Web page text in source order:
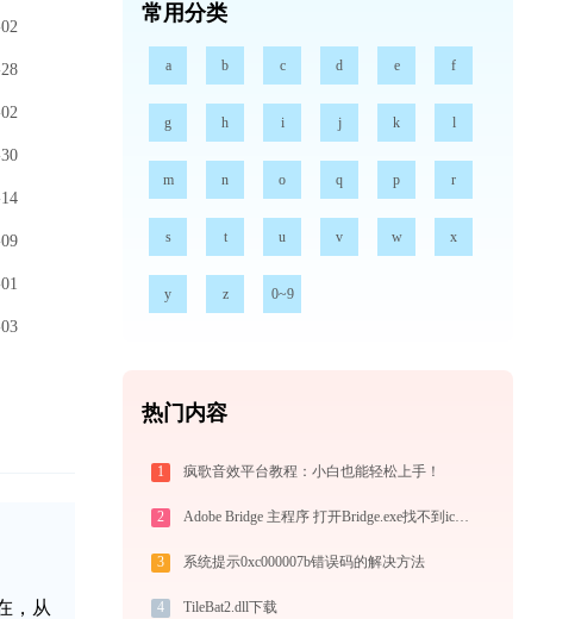
，从
常用分类
a b c d e f
g h i j k l
m n o q p r
s t u v w x
y z 0~9
热门内容
1 疯歌音效平台教程：小白也能轻松上手！
2 Adobe Bridge 主程序 打开Bridge.exe找不到icuin40.dll怎么办
3 系统提示0xc000007b错误码的解决方法
4 TileBat2.dll下载